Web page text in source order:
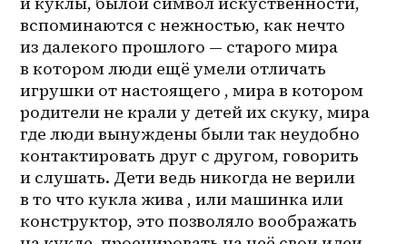
вспоминаются с нежностью, как нечто
из далекого прошлого — старого мира
в котором люди ещё умели отличать
игрушки от настоящего , мира в котором
родители не крали у детей их скуку, мира
где люди вынуждены были так неудобно
контактировать друг с другом, говорить
и слушать. Дети ведь никогда не верили
в то что кукла жива , или машинка или
конструктор, это позволяло воображать